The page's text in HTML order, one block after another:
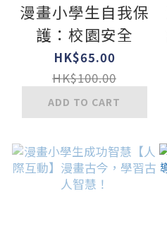
漫畫小學生自我保
護：校園安全
HK$65.00
HK$100.00
ADD TO CART